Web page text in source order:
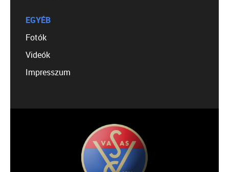
EGYÉB
Fotók
Videók
Impresszum